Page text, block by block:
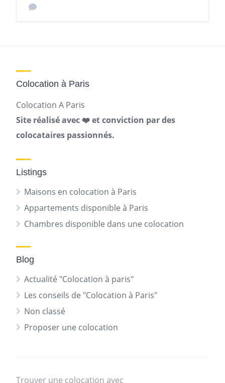
Colocation à Paris
Colocation A Paris
Site réalisé avec ❤️ et conviction par des
colocataires passionnés.
Listings
Maisons en colocation à Paris
Appartements disponible à Paris
Chambres disponible dans une colocation
Blog
Actualité "Colocation à paris"
Les conseils de "Colocation à Paris"
Non classé
Proposer une colocation
Trouver une colocation avec